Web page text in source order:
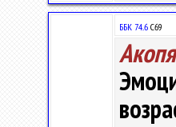
ББК 74..6 С69